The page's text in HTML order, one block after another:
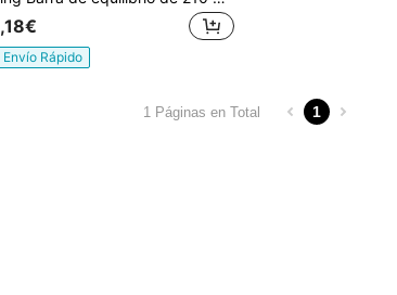
Envío Rápido
1 Páginas en Total 1